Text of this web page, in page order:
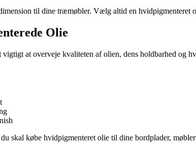
til dine træmøbler. Vælg altid en hvidpigmenteret
Olie
at overveje kvaliteten af olien, dens holdbarhed og
skal købe hvidpigmenteret olie til dine bordplader,